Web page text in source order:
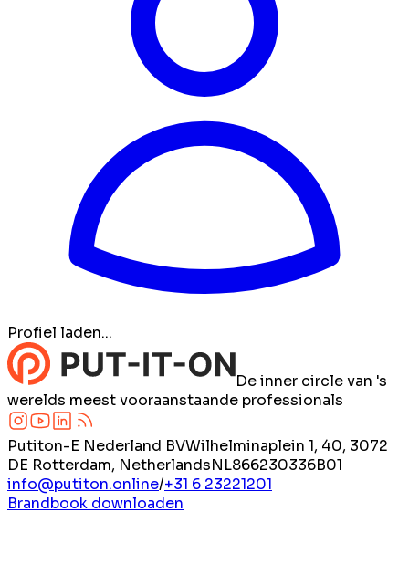
Profiel laden...
De inner circle van 's
werelds meest vooraanstaande professionals
Putiton-E Nederland BVWilhelminaplein 1, 40, 3072
DE Rotterdam, NetherlandsNL866230336B01
info@putiton.online/+31 6 23221201
Brandbook downloaden